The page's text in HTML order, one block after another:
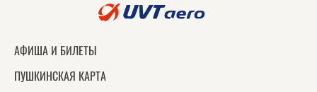
АФИША И БИЛЕТЫ
ПУШКИНСКАЯ КАРТА